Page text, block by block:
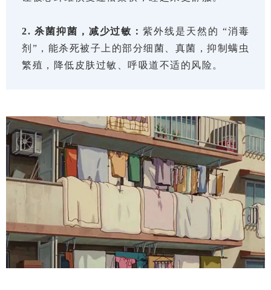
2. 杀菌抑菌，减少过敏：紫外线是天然的 “消毒
剂”，能杀死被子上的部分细菌、真菌，抑制螨虫
繁殖，降低皮肤过敏、呼吸道不适的风险。